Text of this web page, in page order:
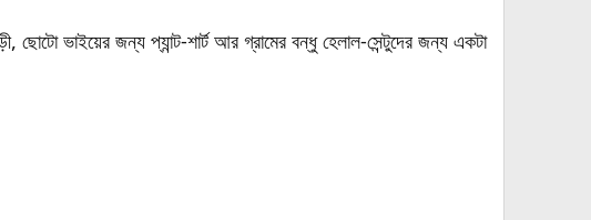
ছোটো ভাইয়ের জন্য প্যান্ট-শার্ট আর গ্রামের বন্ধু হেলাল-সেন্টুদের জন্য একটা